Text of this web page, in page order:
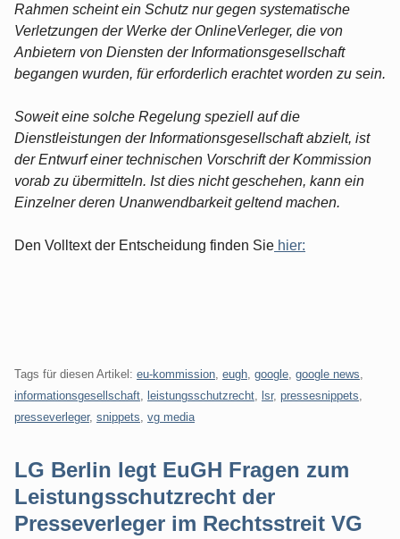
Rahmen scheint ein Schutz nur gegen systematische
Verletzungen der Werke der OnlineVerleger, die von
Anbietern von Diensten der Informationsgesellschaft
begangen wurden, für erforderlich erachtet worden zu sein.
Soweit eine solche Regelung speziell auf die
Dienstleistungen der Informationsgesellschaft abzielt, ist
der Entwurf einer technischen Vorschrift der Kommission
vorab zu übermitteln. Ist dies nicht geschehen, kann ein
Einzelner deren Unanwendbarkeit geltend machen.
Den Volltext der Entscheidung finden Sie hier:
Tags für diesen Artikel: eu-kommission eugh google google news
informationsgesellschaft
leistungsschutzrecht lsr, pressesnippets
presseverleger, snippets vg media
LG Berlin legt EuGH Fragen zum
Leistungsschutzrecht der
Presseverleger im Rechtsstreit VG